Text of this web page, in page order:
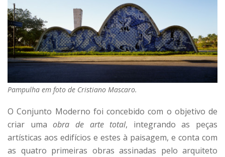
Pampulha em foto de Cristiano Mascaro.
O Conjunto Moderno foi concebido com o objetivo de
criar umaobra de arte total, integrando as peças
artísticas aos edifícios e estes à paisagem, e conta com
as quatro primeiras obras assinadas pelo arquiteto